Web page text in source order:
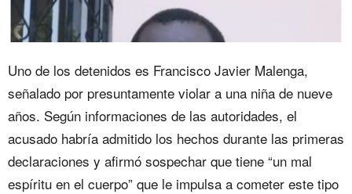
Uno de los detenidos es Francisco Javier Malenga,
señalado por presuntamente violar a una niña de nueve
años. Según informaciones de las autoridades, el
acusado habría admitido los hechos durante las primeras
declaraciones y afirmó sospechar que tiene “un mal
espíritu en el cuerpo” que le impulsa a cometer este tipo